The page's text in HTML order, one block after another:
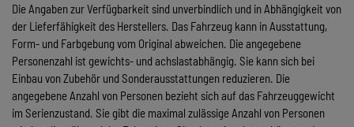
Die Angaben zur Verfügbarkeit sind unverbindlich und in Abhängigkeit von
der Lieferfähigkeit des Herstellers. Das Fahrzeug kann in Ausstattung,
Form- und Farbgebung vom Original abweichen. Die angegebene
Personenzahl ist gewichts- und achslastabhängig. Sie kann sich bei
Einbau von Zubehör und Sonderausstattungen reduzieren. Die
angegebene Anzahl von Personen bezieht sich auf das Fahrzeuggewicht
im Serienzustand. Sie gibt die maximal zulässige Anzahl von Personen